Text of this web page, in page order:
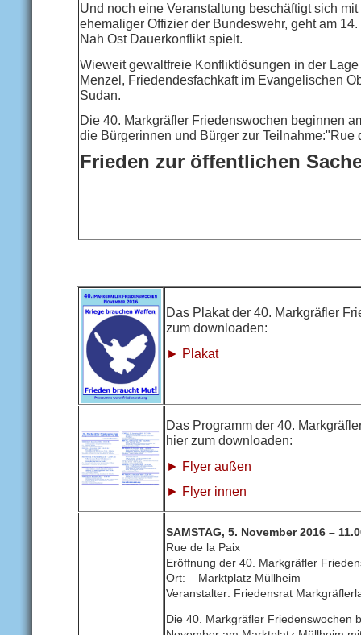
Und noch eine Veranstaltung beschäftigt sich
ehemaliger Offizier der Bundeswehr, geht am
Nah Ost Dauerkonflikt spielt.
Wieweit gewaltfreie Konfliktlösungen in der
Menzel, Friedendesfachkaft im Evangelischen
Sudan.
Die 40. Markgräfler Friedenswochen beginnen
die Bürgerinnen und Bürger zur Teilnahme:"Rue
Frieden zur öffentlichen
Das Plakat der 40. Markgräfler
zum downloaden:
► Plakat
Das Programm der 40.
hier zum downloaden:
► Flyer außen
► Flyer innen
SAMSTAG, 5. November 2016 –
Rue de la Paix
Eröffnung der 40. Markgräfler
Ort: Marktplatz Müllheim
Veranstalter: Friedensrat
Die 40. Markgräfler Friedenswochen